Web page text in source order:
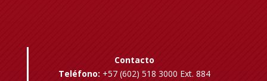
Contacto
Teléfono: +57 (602) 518 3000 Ext. 884